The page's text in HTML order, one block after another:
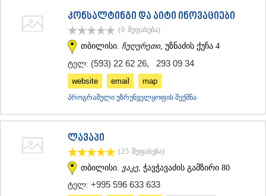
კონსალტინგი და აიტი ინოვაციები
(0 შეფასება)
თბილისი. ჩუღურეთი, უზნაძის ქუჩა 4
ტელ: (593) 22 62 26, 293 09 34
website email map
პროგრამული უზრუნველყოფის შექმნა
ლავაპი
(25 შეფასება)
თბილისი. ვაკე , ჭავჭავაძის გამზირი 80
ტელ: +995 596 633 633